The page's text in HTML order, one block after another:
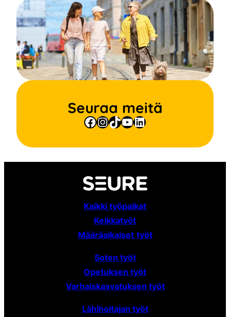
Seuraa meitä
Facebook
Instagram
TikTok
YouTube
LinkedIn
Kaikki työpaikat
Keikkatyöt
Määräaikaiset työt
Soten työt
Opetuksen työt
Varhaiskasvatuksen työt
Lähihoitajan työt